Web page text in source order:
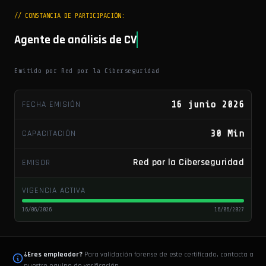
// CONSTANCIA DE PARTICIPACIÓN:
Agente de análisis de CV
Emitido por Red por la Ciberseguridad
FECHA EMISIÓN 16 junio 2026
CAPACITACIÓN 30 Min
EMISOR Red por la Ciberseguridad
VIGENCIA ACTIVA
16/06/2026 16/06/2027
¿Eres empleador? Para validación forense de este certificado, contacta a